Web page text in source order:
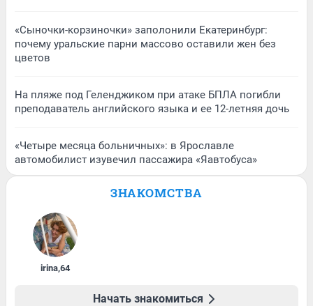
«Сыночки-корзиночки» заполонили Екатеринбург:
почему уральские парни массово оставили жен без
цветов
На пляже под Геленджиком при атаке БПЛА погибли
преподаватель английского языка и ее 12-летняя дочь
«Четыре месяца больничных»: в Ярославле
автомобилист изувечил пассажира «Яавтобуса»
ЗНАКОМСТВА
irina,64
Начать знакомиться